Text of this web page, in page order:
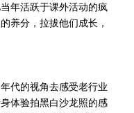
年活跃于课外活动的疯
养分，拉拔他们成长，
代的视角去感受老行业
体验拍黑白沙龙照的感